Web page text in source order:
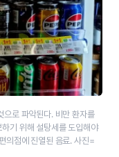
으로 파악된다. 비만 환자를
기 위해 설탕세를 도입해야
의점에 진열된 음료. 사진=